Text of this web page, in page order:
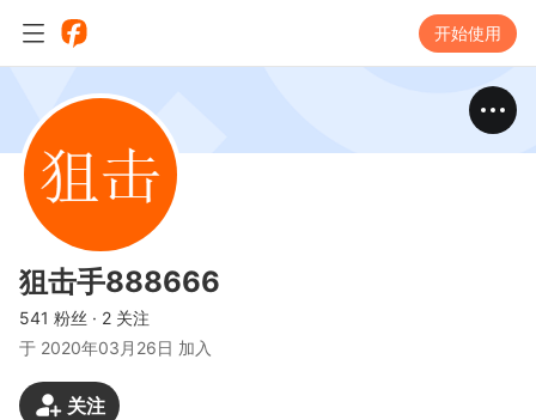
开始使用
狙击手888666
541 粉丝 · 2 关注
于 2020年03月26日 加入
关注